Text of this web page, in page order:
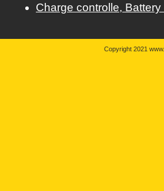
Charge controlle,
Copyright 2021